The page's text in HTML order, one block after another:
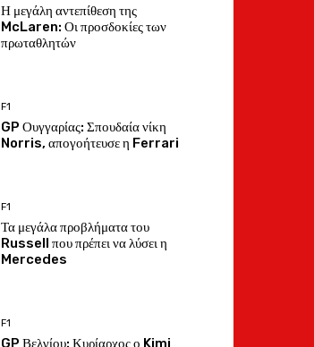
Η μεγάλη αντεπίθεση της
McLaren: Οι προσδοκίες των
πρωταθλητών
F1
GP Ουγγαρίας: Σπουδαία νίκη
Norris, απογοήτευσε η Ferrari
F1
Τα μεγάλα προβλήματα του
Russell που πρέπει να λύσει η
Mercedes
F1
GP Βελγίου: Κυρίαρχος ο Kimi